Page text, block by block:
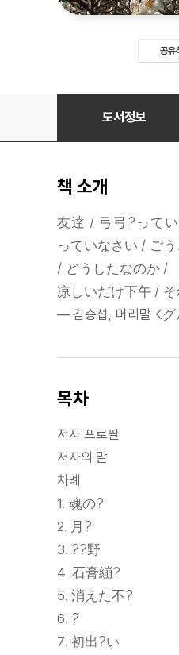
공유
바람처럼 구름처럼
도서정보
책 소개
友達 / 弓弓?って
っていなさい / ご
/ どうしたなのか /
凉しいだけ下午 /
― 김승섭, 머리말 <
목차
저자 프로필
저자의 말
차례
1. 魂の?
2. 月?
3. ??野
4. 石膏繃?
5. 消えた不?
6. ?
7. 初出?い